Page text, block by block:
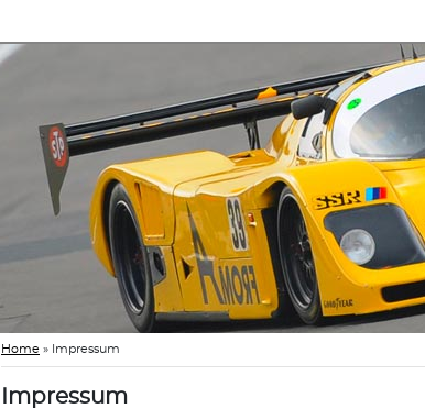
Home » Impressum
Impressum